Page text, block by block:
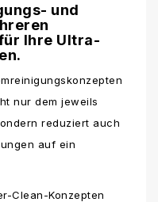
und
Ihre Ultra-
nur dem jeweils
reduziert auch
auf ein
Clean-Konzepten